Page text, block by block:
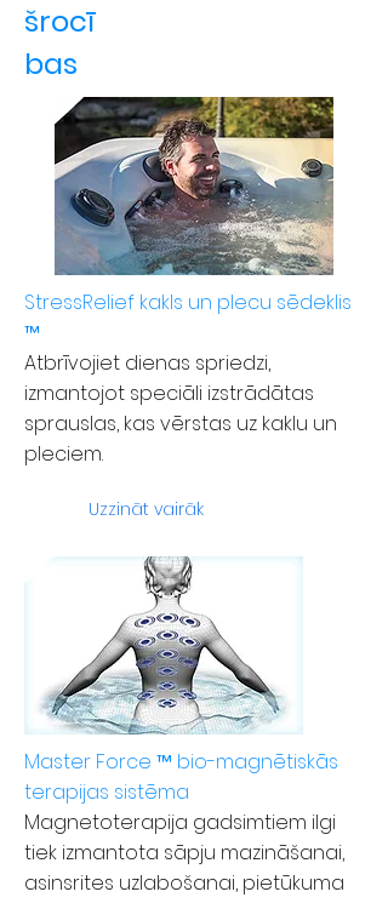
šrocī
bas
StressRelief kakls un plecu sēdeklis
™
Atbrīvojiet dienas spriedzi,
izmantojot speciāli izstrādātas
sprauslas, kas vērstas uz kaklu un
pleciem.
Uzzināt vairāk
Master Force ™ bio-magnētiskās
terapijas sistēma
Magnetoterapija gadsimtiem ilgi
tiek izmantota sāpju mazināšanai,
asinsrites uzlabošanai, pietūkuma